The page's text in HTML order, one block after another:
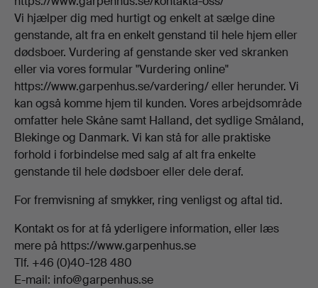
Vi hjælper dig med hurtigt og enkelt at sælge dine
genstande, alt fra en enkelt genstand til hele hjem eller
dødsboer. Vurdering af genstande sker ved skranken
eller via vores formular "Vurdering online"
https://www.garpenhus.se/vardering/ eller herunder. Vi
kan også komme hjem til kunden. Vores arbejdsområde
omfatter hele Skåne samt Halland, det sydlige Småland,
Blekinge og Danmark. Vi kan stå for alle praktiske
forhold i forbindelse med salg af alt fra enkelte
genstande til hele dødsboer eller dele deraf.
For fremvisning af smykker, ring venligst og aftal tid.
Kontakt os for at få yderligere information, eller læs
mere på https://www.garpenhus.se
Tlf. +46 (0)40-128 480
E-mail: info@garpenhus.se